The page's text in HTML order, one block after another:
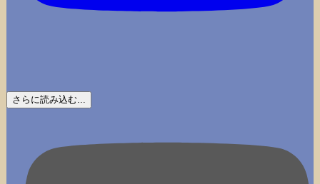
さらに読み込む...